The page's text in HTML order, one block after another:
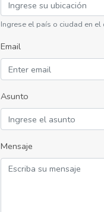
Ingrese el país o ciudad en el
Email
Asunto
Mensaje